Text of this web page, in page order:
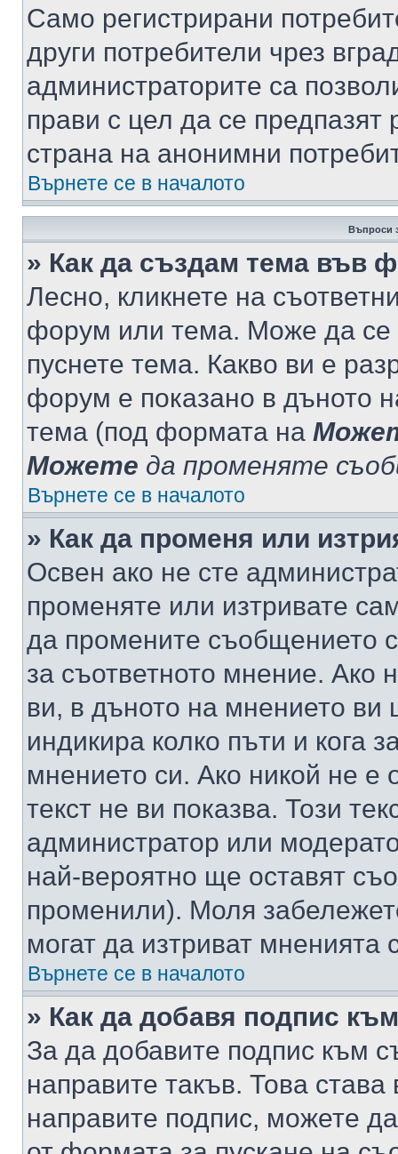
Само регистрирани
други потребители чрез
администраторите са
прави с цел да се предпазят
страна на анонимни
Върнете се в началото
Въпроси
» Как да създам тема във
Лесно, кликнете на
форум или тема. Може да се
пуснете тема. Какво ви е
форум е показано в дъното
тема (под формата на
Можете да променяте
Върнете се в началото
» Как да променя или
Освен ако не сте
променяте или изтривате
да промените съобщението
за съответното мнение. Ако
ви, в дъното на мнението ви
индикира колко пъти и кога
мнението си. Ако никой не е
текст не ви показва. Този
администратор или
най-вероятно ще оставят
променили). Моля
могат да изтриват мненията
Върнете се в началото
» Как да добавя подпис
За да добавите подпис към
направите такъв. Това
направите подпис, можете